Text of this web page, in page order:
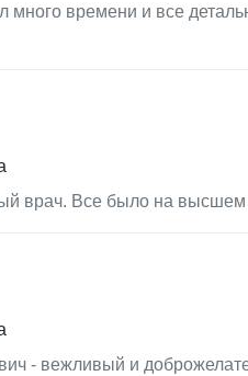
времени и все
врач. Все было на
- вежливый и